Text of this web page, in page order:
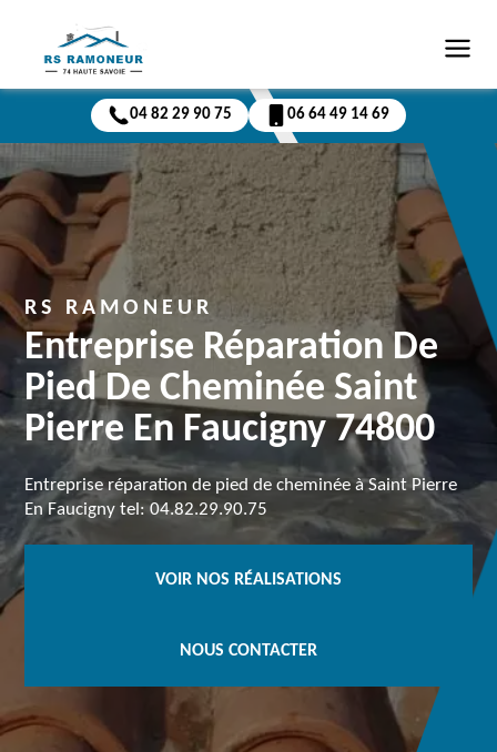
04 82 29 90 75 06 64 49 14 69
RS RAMONEUR
Entreprise Réparation De
Pied De Cheminée Saint
Pierre En Faucigny 74800
Entreprise réparation de pied de cheminée à Saint Pierre
En Faucigny tel: 04.82.29.90.75
VOIR NOS RÉALISATIONS
NOUS CONTACTER